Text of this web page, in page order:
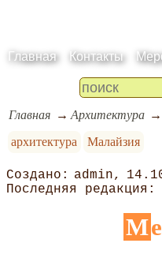
Главная Контакты
Главная Архитектура
архитектура
Малайзия
admin